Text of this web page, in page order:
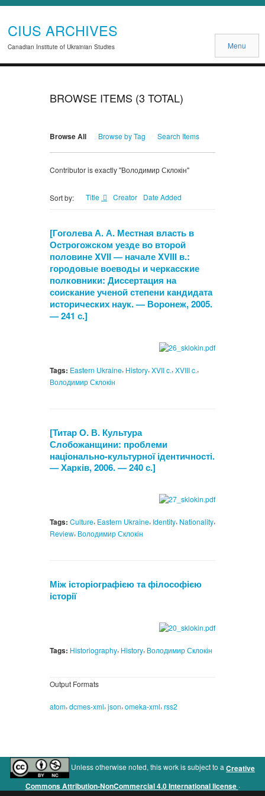
CIUS ARCHIVES
Canadian Institute of Ukrainian Studies Menu
BROWSE ITEMS (3 TOTAL)
Browse All Browse by Tag Search Items
Contributor is exactly "Володимир Склокін"
Sort by: Title Creator Date Added
[Гоголева А. А. Местная власть в
Острогожском уезде во второй
половине XVII — начале XVIII в.:
городовые воеводы и черкасские
полковники: Диссертация на
соискание ученой степени кандидата
исторических наук. — Воронеж, 2005.
— 241 с.]
Tags: Eastern Ukraine, History, XVII c., XVIII c.,
Володимир Склокін
[Титар О. В. Культура
Слобожанщини: проблеми
національно-культурної ідентичності.
— Харків, 2006. — 240 с.]
Tags: Culture, Eastern Ukraine, Identity, Nationality,
Review, Володимир Склокін
Між історіографією та філософією
історії
Tags: Historiography, History, Володимир Склокін
Output Formats
atom, dcmes-xml, json, omeka-xml, rss2
Unless otherwise noted, this work is subject to a Creative
Commons Attribution-NonCommercial 4.0 International license .